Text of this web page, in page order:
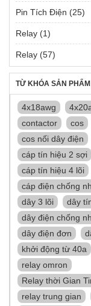
Pin Tích Điện (25)
Relay (1)
Relay (57)
TỪ KHÓA SẢN PHẨM
4x18awg
contactor
cos
cos nối dây điện
cáp tín hiệu 2 sợi
cáp tín hiệu 4 lõi
cáp điện chống
dây 3 lõi
dây
dây điện chống
dây điện đơn
khởi động từ 40a
relay omron
Relay thời Gian
relay trung gian